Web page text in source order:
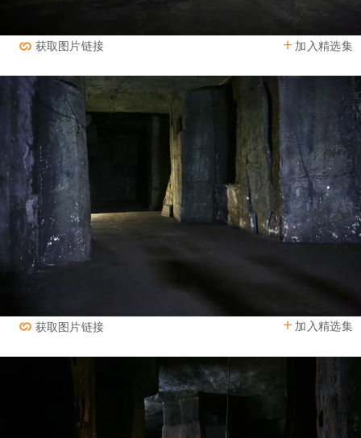
加入精选集
获取图片链接
加入精选集
获取图片链接